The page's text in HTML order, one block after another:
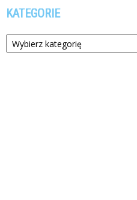
KATEGORIE
Kategorie